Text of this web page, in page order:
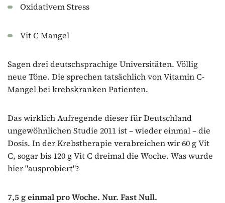
Oxidativem Stress
Vit C Mangel
Sagen drei deutschsprachige Universitäten. Völlig
neue Töne. Die sprechen tatsächlich von Vitamin C-
Mangel bei krebskranken Patienten.
Das wirklich Aufregende dieser für Deutschland
ungewöhnlichen Studie 2011 ist – wieder einmal – die
Dosis. In der Krebstherapie verabreichen wir 60 g Vit
C, sogar bis 120 g Vit C dreimal die Woche. Was wurde
hier "ausprobiert"?
7,5 g einmal pro Woche. Nur. Fast Null.